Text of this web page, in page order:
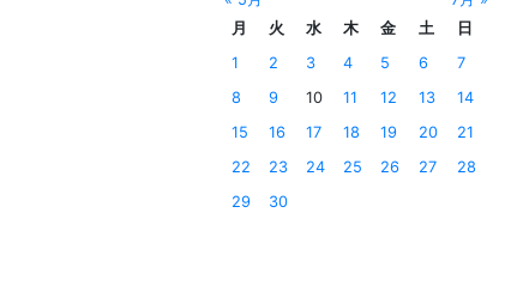
月
火 水 木 金 土
日
1
2 3 4 5 6
7
8
9 10 11 12 13
14
15
16 17 18 19 20
21
22
23 24 25 26 27
28
29
30